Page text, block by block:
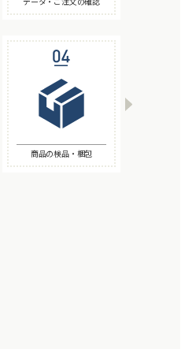
商品の検品・梱包